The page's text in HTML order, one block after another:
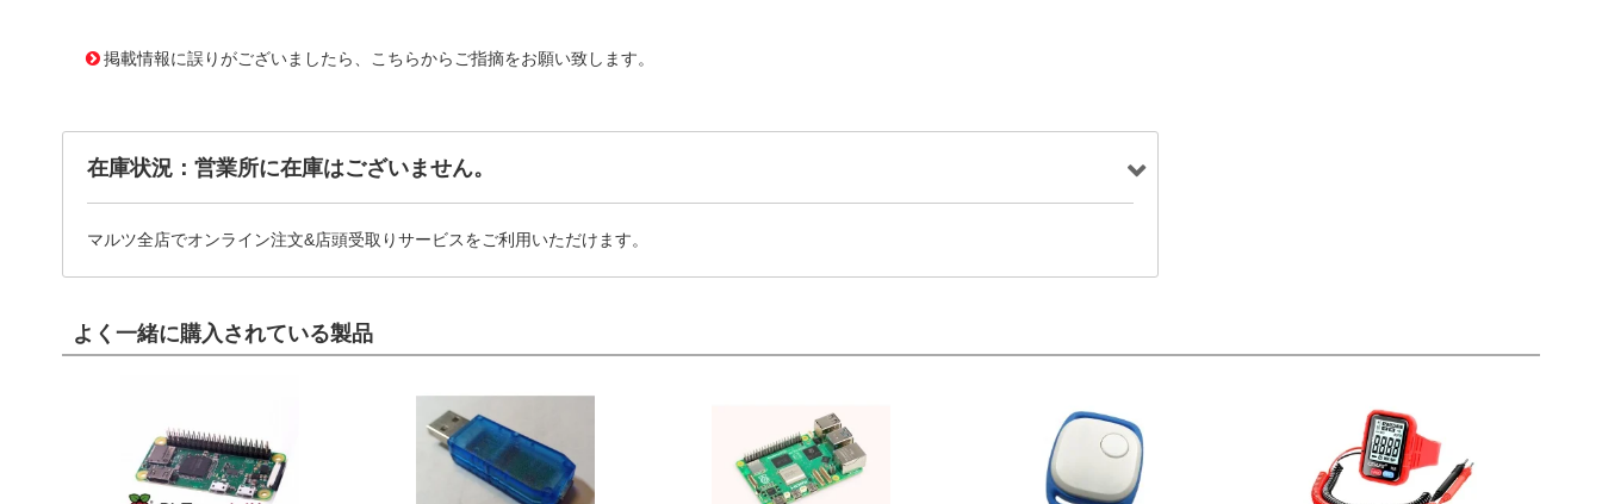
掲載情報に誤りがございましたら、こちらからご指摘をお願い致します。
在庫状況：営業所に在庫はございません。
マルツ全店でオンライン注文&店頭受取りサービスをご利用いただけます。
よく一緒に購入されている製品